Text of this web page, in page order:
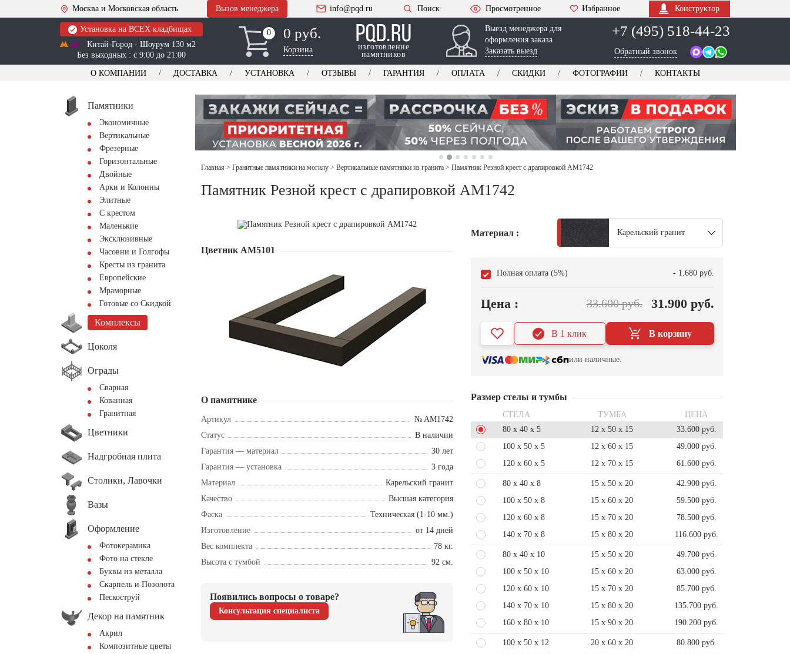
Москва и Московская область Вызов менеджера info@pqd.ru Поиск Просмотренное Избранное Конструктор
Установка на ВСЕХ кладбищах
Китай-Город - Шоурум 130 м2
Без выходных : с 9:00 до 21:00
0
0 0 руб.
Корзина
изготовление
памятников
Выезд менеджера для
оформления заказа
Заказать выезд
+7 (495) 518-44-23
Обратный звонок
О КОМПАНИИ ДОСТАВКА УСТАНОВКА ОТЗЫВЫ ГАРАНТИЯ ОПЛАТА СКИДКИ ФОТОГРАФИИ КОНТАКТЫ
Памятники
Экономичные
Вертикальные
Фрезерные
Горизонтальные
Двойные
Арки и Колонны
Элитные
С крестом
Маленькие
Эксклюзивные
Часовни и Голгофы
Кресты из гранита
Европейские
Мраморные
Готовые со Скидкой
Комплексы
Цоколя
Ограды
Сварная
Кованная
Гранитная
Цветники
Надгробная плита
Столики, Лавочки
Вазы
Оформление
Фотокерамика
Фото на стекле
Буквы из металла
Скарпель и Позолота
Пескоструй
Декор на памятник
Акрил
Композитные цветы
Главная > Гранитные памятники на могилу > Вертикальные памятники из гранита > Памятник Резной крест с драпировкой AM1742
Памятник Резной крест с драпировкой AM1742
Цветник АМ5101
О памятнике
Артикул
№ AM1742
Статус
В наличии
Гарантия — материал
30 лет
Гарантия — установка
3 года
Материал
Карельский гранит
Качество
Высшая категория
Фаска
Техническая (1-10 мм.)
Изготовление
от 14 дней
Вес комплекта
78 кг.
Высота с тумбой
92 см.
Появились вопросы о товаре?
Консультация специалиста
Материал : Карельский гранит
Полная оплата (5%) - 1.680 руб.
Цена : 33.600 руб. 31.900 руб.
В корзину
В 1 клик
или наличные.
Размер стелы и тумбы
СТЕЛА ТУМБА
ЦЕНА
80 x 40 x 5
12 x 50 x 15
33.600 руб.
100 x 50 x 5
12 x 60 x 15
49.000 руб.
120 x 60 x 5
12 x 70 x 15 61.600 руб.
80 x 40 x 8 15 x 50 x 20
42.900 руб.
100 x 50 x 8
15 x 60 x 20
59.500 руб.
120 x 60 x 8
15 x 70 x 20
78.500 руб.
140 x 70 x 8
15 x 80 x 20 116.600 руб.
80 x 40 x 10 15 x 50 x 20
49.700 руб.
100 x 50 x 10
15 x 60 x 20
63.000 руб.
120 x 60 x 10
15 x 70 x 20
85.700 руб.
140 x 70 x 10
15 x 80 x 20
135.700 руб.
160 x 80 x 10
15 x 90 x 20 190.200 руб.
100 x 50 x 12 20 x 60 x 20
80.800 руб.